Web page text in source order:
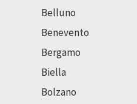
Belluno
Benevento
Bergamo
Biella
Bolzano